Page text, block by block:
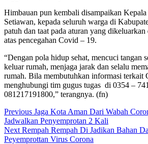
Himbauan pun kembali disampaikan
Setiawan, kepada seluruh warga di
patuh dan taat pada aturan yang dikeluarkan
atas pencegahan Covid – 19.
“Dengan pola hidup sehat, mencuci tangan
keluar rumah, menjaga jarak dan selalu
rumah. Bila membutuhkan informasi terkait
menghubungi tim gugus tugas di 0354 –
081217191800,” terangnya. (fn)
Continue
Reading
Previous Jaga Kota Aman Dari Wabah
Jadwalkan Penyemprotan 2 Kali
Next Rempah Rempah Di Jadikan Bahan
Peyemprottan Virus Corona